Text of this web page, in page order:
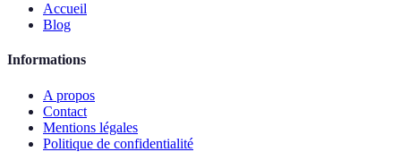
Accueil
Blog
Informations
A propos
Contact
Mentions légales
Politique de confidentialité